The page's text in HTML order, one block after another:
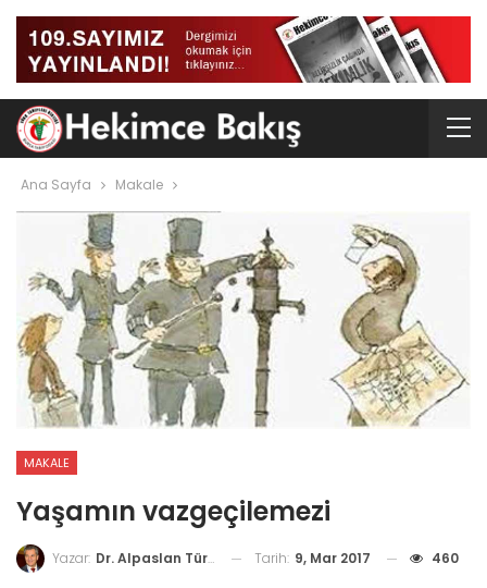
Ana Sayfa Makale
MAKALE
Yaşamın vazgeçilemezi
Yazar: Dr. Alpaslan Türkkan Tarih: 9, Mar 2017 460